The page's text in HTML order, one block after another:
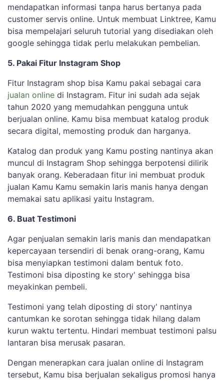
mendapatkan informasi tanpa harus bertanya pada
customer servis online. Untuk membuat Linktree, Kamu
bisa mempelajari seluruh tutorial yang disediakan oleh
google sehingga tidak perlu melakukan pembelian.
5. Pakai Fitur Instagram Shop
Fitur Instagram shop bisa Kamu pakai sebagai cara
jualan online di Instagram. Fitur ini sudah ada sejak
tahun 2020 yang memudahkan pengguna untuk
berjualan online. Kamu bisa membuat katalog produk
secara digital, memosting produk dan harganya.
Katalog dan produk yang Kamu posting nantinya akan
muncul di Instagram Shop sehingga berpotensi dilirik
banyak orang. Keberadaan fitur ini membuat produk
jualan Kamu Kamu semakin laris manis hanya dengan
memakai satu aplikasi yaitu Instagram.
6. Buat Testimoni
Agar penjualan semakin laris manis dan mendapatkan
kepercayaan tersendiri di benak orang-orang, Kamu
bisa menyiapkan testimoni dalam bentuk foto.
Testimoni bisa diposting ke story' sehingga bisa
meyakinkan pembeli.
Testimoni yang telah diposting di story' nantinya
cantumkan ke sorotan sehingga tidak hilang dalam
kurun waktu tertentu. Hindari membuat testimoni palsu
lantaran bisa merusak pasaran.
Dengan menerapkan cara jualan online di Instagram
tersebut, Kamu bisa berjualan sekaligus promosi hanya